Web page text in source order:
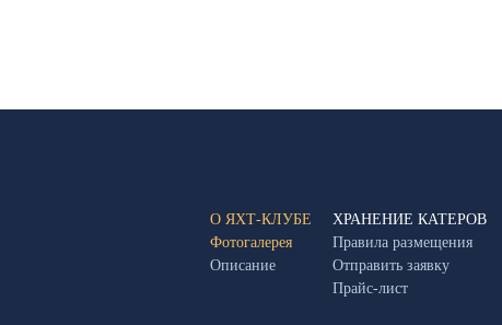
О ЯХТ-КЛУБЕ
Фотогалерея
Описание
ХРАНЕНИЕ КАТЕРОВ
Правила размещения
Отправить заявку
Прайс-лист